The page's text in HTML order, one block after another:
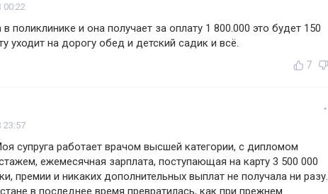
00:22
поликлинике и она получает за оплату 1 800.000 это будет 150
уходит на дорогу обед и детский садик и всё.
7
23:57
супруга работает врачом высшей категории, с дипломом
ежемесячная зарплата, поступающая на карту 3 500 000
премии и никаких дополнительных выплат не получала ни разу.
в последнее время превратилась, как при прежнем